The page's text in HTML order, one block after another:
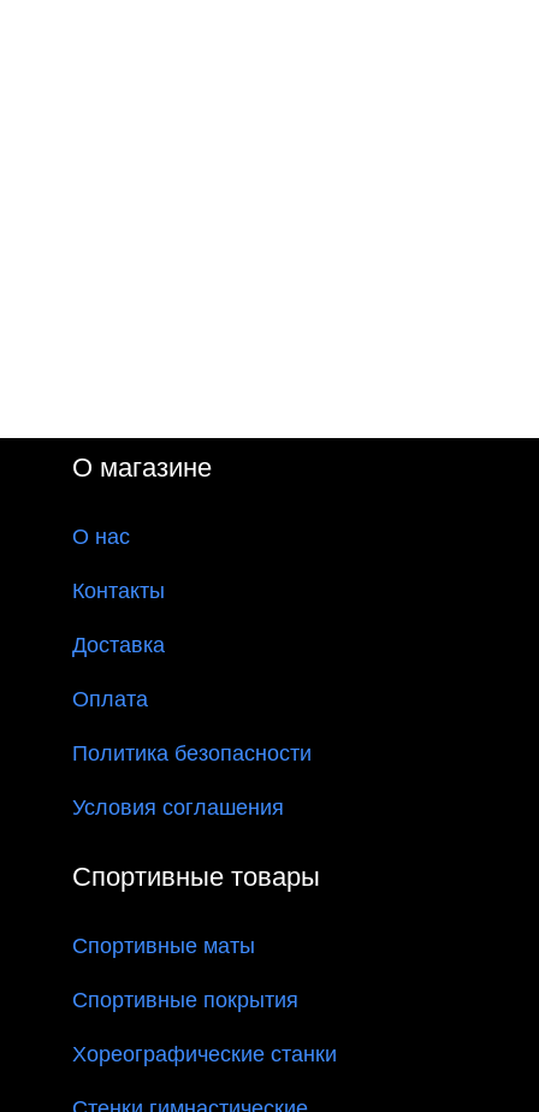
О магазине
О нас
Контакты
Доставка
Оплата
Политика безопасности
Условия соглашения
Спортивные товары
Спортивные маты
Спортивные покрытия
Хореографические станки